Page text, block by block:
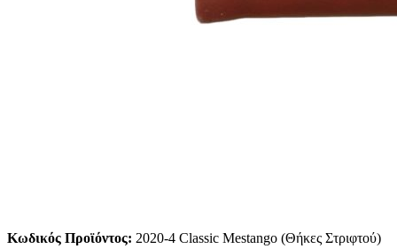
Κωδικός Προϊόντος: 2020-4 Classic Mestango (Θήκες Στριφτού)